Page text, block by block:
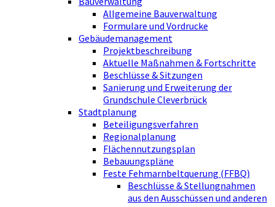
Allgemeine Bauverwaltung
Formulare und Vordrucke
Gebäudemanagement
Projektbeschreibung
Aktuelle Maßnahmen & Fortschritte
Beschlüsse & Sitzungen
Sanierung und Erweiterung der
Grundschule Cleverbrück
Stadtplanung
Beteiligungsverfahren
Regionalplanung
Flächennutzungsplan
Bebauungspläne
Feste Fehmarnbeltquerung (FFBQ)
Beschlüsse & Stellungnahmen
aus den Ausschüssen und anderen